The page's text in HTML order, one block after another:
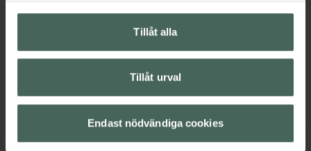
Tillåt alla
Tillåt urval
Endast nödvändiga cookies
Upptäck flera produkter inom
French Beauty
Hudvård